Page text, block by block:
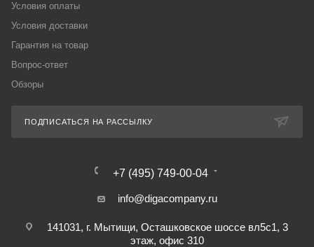
Условия оплаты
Условия доставки
Гарантия на товар
Вопрос-ответ
Обзоры
ПОДПИСАТЬСЯ НА РАССЫЛКУ
+7 (495) 749-00-04
info@digacompany.ru
141031, г. Мытищи, Осташковское шоссе вл5с1, 3
этаж, офис 310